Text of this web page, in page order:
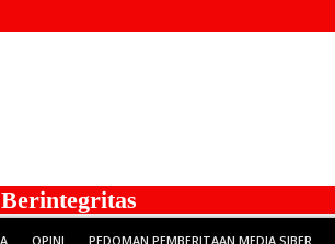
OPINI PEDOMAN PEMBERITAAN MEDIA SIBER